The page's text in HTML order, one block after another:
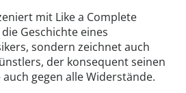
mit Like a Complete
Geschichte eines
sondern zeichnet auch
der konsequent seinen
auch gegen alle Widerstände.